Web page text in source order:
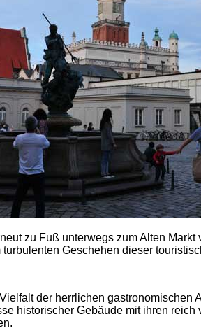
zu Fuß unterwegs zum Alten
turbulenten Geschehen dieser
der herrlichen gastronomischen
historischer Gebäude mit ihren